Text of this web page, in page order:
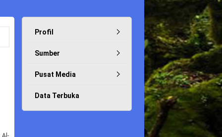
Al-
Profil
Sumber
Pusat Media
Data Terbuka